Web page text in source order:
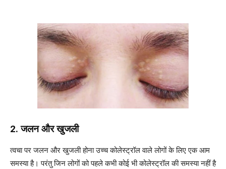
2. जलन और खुजली
त्वचा पर जलन और खुजली होना उच्च कोलेस्ट्रॉल वाले लोगों के लिए एक आम
समस्या है। परंतु जिन लोगों को पहले कभी कोई भी कोलेस्ट्रॉल की समस्या नहीं है